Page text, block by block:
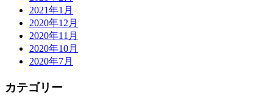
2021年1月
2020年12月
2020年11月
2020年10月
2020年7月
カテゴリー